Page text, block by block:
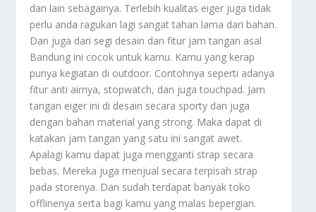
dan lain sebagainya. Terlebih kualitas eiger juga tidak
perlu anda ragukan lagi sangat tahan lama dari bahan.
Dan juga dari segi desain dan fitur jam tangan asal
Bandung ini cocok untuk kamu. Kamu yang kerap
punya kegiatan di outdoor. Contohnya seperti adanya
fitur anti airnya, stopwatch, dan juga touchpad. Jam
tangan eiger ini di desain secara sporty dan juga
dengan bahan material yang strong. Maka dapat di
katakan jam tangan yang satu ini sangat awet.
Apalagi kamu dapat juga mengganti strap secara
bebas. Mereka juga menjual secara terpisah strap
pada storenya. Dan sudah terdapat banyak toko
offlinenya serta bagi kamu yang malas bepergian.